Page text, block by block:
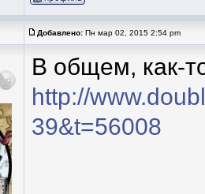
Добавлено: Пн мар 02, 2015 2:54 pm
В общем, как-
http://
39&t=56008